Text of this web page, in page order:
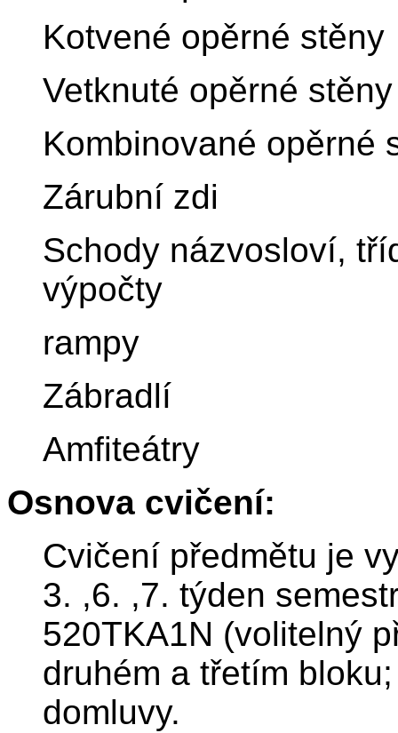
Kotvené opěrné stěny
Vetknuté opěrné stěny
Kombinované opěrné
Zárubní zdi
Schody názvosloví,
výpočty
rampy
Zábradlí
Amfiteátry
Osnova cvičení:
Cvičení předmětu je
3. ,6. ,7. týden
520TKA1N (volitelný
druhém a třetím
domluvy.